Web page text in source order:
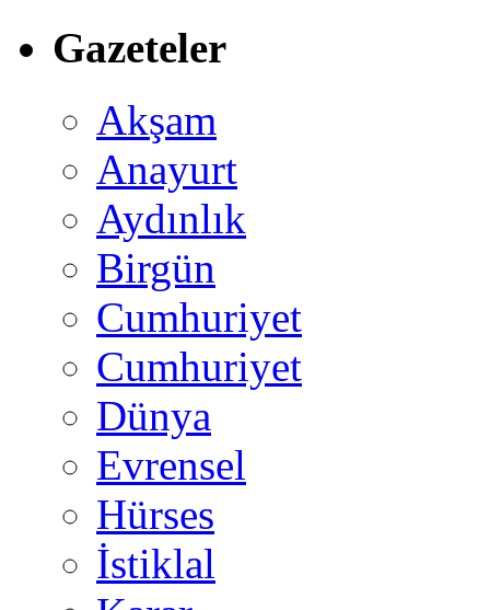
Gazeteler
Akşam
Anayurt
Aydınlık
Birgün
Cumhuriyet
Cumhuriyet
Dünya
Evrensel
Hürses
İstiklal